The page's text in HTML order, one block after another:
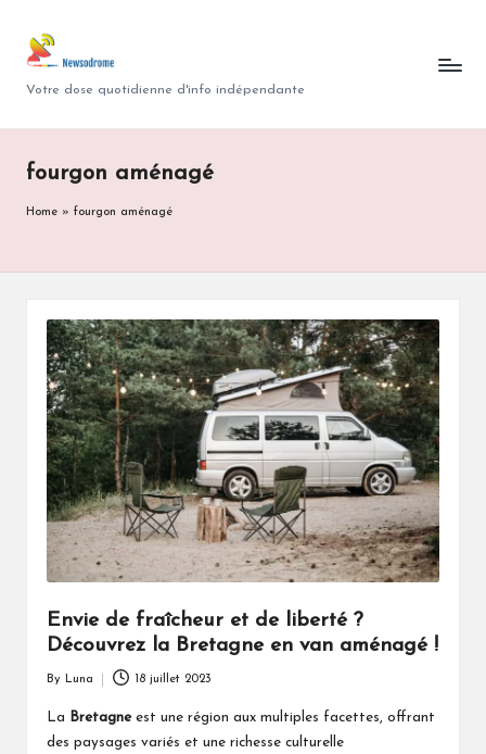
content
N
e
w
s
o
r
m
Votre dose quotidienne d'info indépendante
fourgon aménagé
Home » fourgon aménagé
Envie de fraîcheur et de liberté ?
Découvrez la Bretagne en van aménagé !
by
By Luna 18 juillet 2023
La Bretagneest une région aux multiples facettes, offrant
des paysages variés et une richesse culturelle